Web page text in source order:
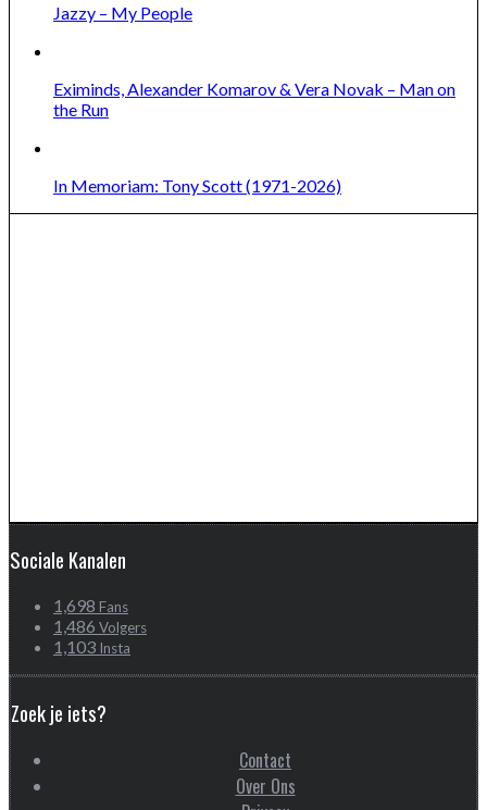
Jazzy – My People
Eximinds, Alexander Komarov & Vera Novak – Man on
the Run
In Memoriam: Tony Scott (1971-2026)
Sociale Kanalen
1,698 Fans
1,486 Volgers
1,103 Insta
Zoek je iets?
Contact
Over Ons